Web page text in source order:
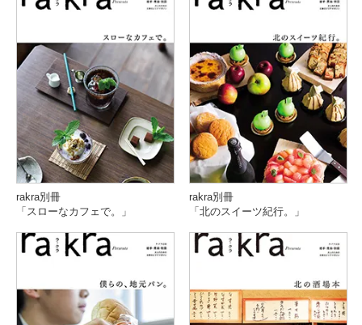
rakra別冊
「スローなカフェで。」
rakra別冊
「北のスイーツ紀行。」